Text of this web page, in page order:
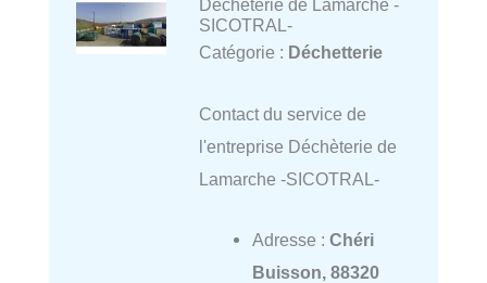
Déchèterie de Lamarche -
SICOTRAL-
Catégorie : Déchetterie
Contact du service de
l'entreprise Déchèterie de
Lamarche -SICOTRAL-
Adresse : Chéri
Buisson, 88320